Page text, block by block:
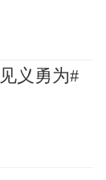
义勇为#